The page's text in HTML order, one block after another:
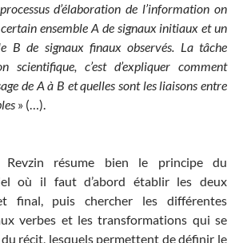
d’élaboration de l’information on
ensemble A de signaux initiaux et un
B de signaux finaux observés. La tâche
scientifique, c’est d’expliquer comment
de A à B et quelles sont les liaisons entre
» (…).
résume bien le principe du
où il faut d’abord établir les deux
final, puis chercher les différentes
verbes et les transformations qui se
récit, lesquels permettent de définir le